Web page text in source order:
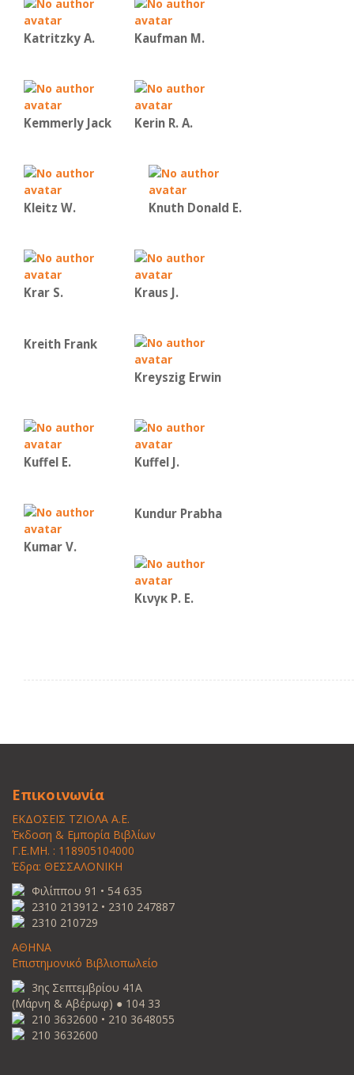
Katritzky A. Kaufman Μ.
Kemmerly Jack Kerin R. A.
Kleitz W. Knuth Donald E.
Krar S. Kraus J.
Kreith Frank
Kreyszig Erwin
Kuffel E. Kuffel J.
Kumar V.
Kundur Prabha
Κινγκ Ρ. Ε.
Επικοινωνία
ΕΚΔΟΣΕΙΣ ΤΖΙΟΛΑ Α.Ε.
Έκδοση & Εμπορία Βιβλίων
Γ.Ε.ΜΗ. : 118905104000
Έδρα: ΘΕΣΣΑΛΟΝΙΚΗ
Φιλίππου 91 • 54 635
2310 213912 • 2310 247887
2310 210729
ΑΘΗΝΑ
Επιστημονικό Βιβλιοπωλείο
3ης Σεπτεμβρίου 41Α
(Μάρνη & Αβέρωφ) ● 104 33
210 3632600 • 210 3648055
210 3632600